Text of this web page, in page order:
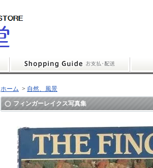
ホーム > 自然、風景
フィンガーレイクス写真集